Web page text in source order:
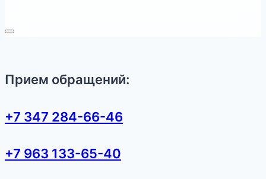
Прием обращений:
+7 347 284-66-46
+7 963 133-65-40